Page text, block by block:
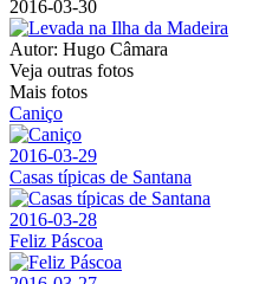
2016-03-30
Autor: Hugo Câmara
Veja outras fotos
Mais fotos
Caniço
2016-03-29
Casas típicas de Santana
2016-03-28
Feliz Páscoa